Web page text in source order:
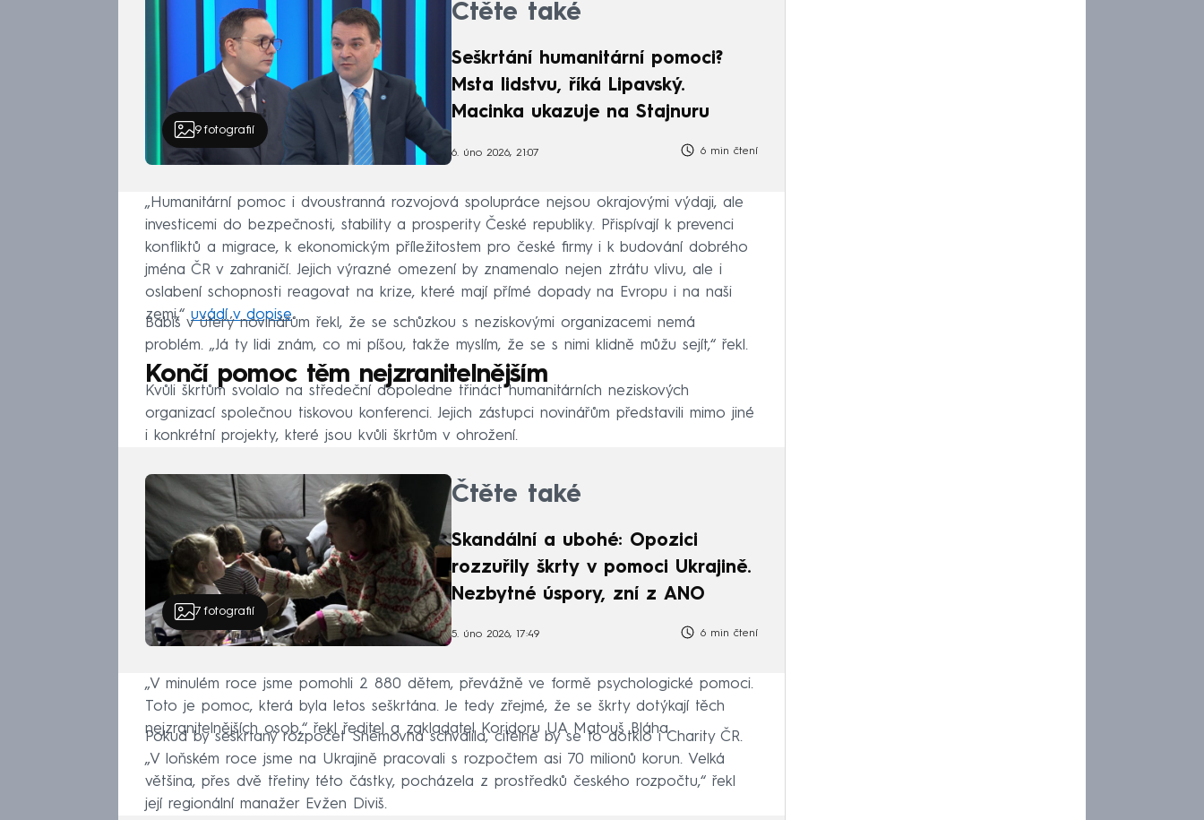
9fotografií
Čtěte také
Seškrtání humanitární pomoci?
Msta lidstvu, říká Lipavský.
Macinka ukazuje na Stajnuru
6. úno 2026, 21:07 6 min čtení
„Humanitární pomoc i dvoustranná rozvojová spolupráce nejsou okrajovými výdaji, ale
investicemi do bezpečnosti, stability a prosperity České republiky. Přispívají k prevenci
konfliktů a migrace, k ekonomickým příležitostem pro české firmy i k budování dobrého
jména ČR v zahraničí. Jejich výrazné omezení by znamenalo nejen ztrátu vlivu, ale i
oslabení schopnosti reagovat na krize, které mají přímé dopady na Evropu i na naši
zemi,“ uvádí v dopise.
Babiš v úterý novinářům řekl, že se schůzkou s neziskovými organizacemi nemá
problém. „Já ty lidi znám, co mi píšou, takže myslím, že se s nimi klidně můžu sejít,“ řekl.
Končí pomoc těm nejzranitelnějším
Kvůli škrtům svolalo na středeční dopoledne třináct humanitárních neziskových
organizací společnou tiskovou konferenci. Jejich zástupci novinářům představili mimo jiné
i konkrétní projekty, které jsou kvůli škrtům v ohrožení.
7 fotografií
Čtěte také
Skandální a ubohé: Opozici
rozzuřily škrty v pomoci Ukrajině.
Nezbytné úspory, zní z ANO
5. úno 2026, 17:49 6 min čtení
„V minulém roce jsme pomohli 2 880 dětem, převážně ve formě psychologické pomoci.
Toto je pomoc, která byla letos seškrtána. Je tedy zřejmé, že se škrty dotýkají těch
nejzranitelnějších osob,“ řekl ředitel a zakladatel Koridoru UA Matouš Bláha.
Pokud by seškrtaný rozpočet Sněmovna schválila, citelně by se to dotklo i Charity ČR.
„V loňském roce jsme na Ukrajině pracovali s rozpočtem asi 70 milionů korun. Velká
většina, přes dvě třetiny této částky, pocházela z prostředků českého rozpočtu,“ řekl
její regionální manažer Evžen Diviš.